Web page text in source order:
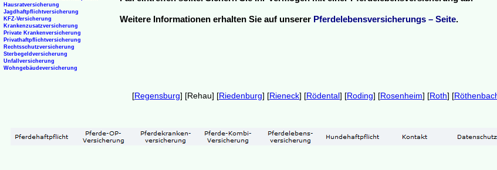
Weitere Informationen erhalten Sie auf unserer Pferdelebensversicherungs – Seite.
Hausratversicherung
Jagdhaftpflichtversicherung
KFZ-Versicherung
Krankenzusatzversicherung
Private Krankenversicherung
Privathaftpflichtversicherung
Rechtsschutzversicherung
Sterbegeldversicherung
Unfallversicherung
Wohngebäudeversicherung
[Regensburg] [Rehau] [Riedenburg] [Rieneck] [Rödental] [Roding] [Rosenheim] [Roth] [